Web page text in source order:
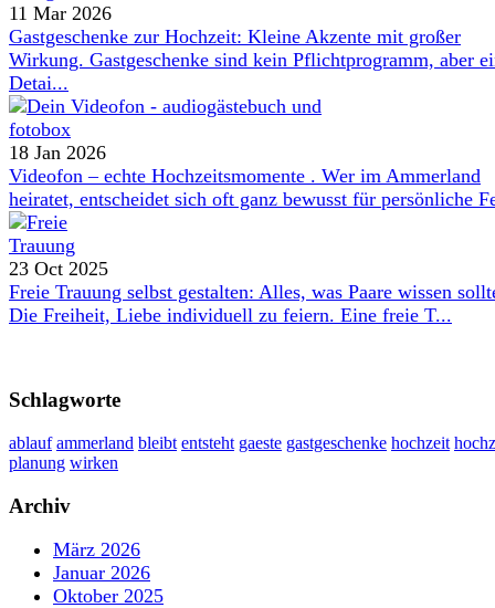
11 Mar 2026
Gastgeschenke zur Hochzeit: Kleine Akzente mit großer
Wirkung. Gastgeschenke sind kein Pflichtprogramm, aber
Detai...
18 Jan 2026
Videofon – echte Hochzeitsmomente . Wer im Ammerland
heiratet, entscheidet sich oft ganz bewusst für persönliche
23 Oct 2025
Freie Trauung selbst gestalten: Alles, was Paare wissen
Die Freiheit, Liebe individuell zu feiern. Eine freie T...
Schlagworte
ablauf ammerland bleibt entsteht gaeste gastgeschenke hochzeit
planung wirken
Archiv
März 2026
Januar 2026
Oktober 2025